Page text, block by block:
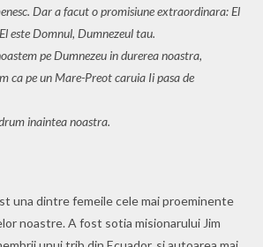
Dar a facut o promisiune extraordinara: El
este Domnul, Dumnezeul tau.
pe Dumnezeu in durerea noastra,
ca pe un Mare-Preot caruia Ii pasa de
inaintea noastra.
una dintre femeile cele mai proeminente
noastre. A fost sotia misionarului Jim